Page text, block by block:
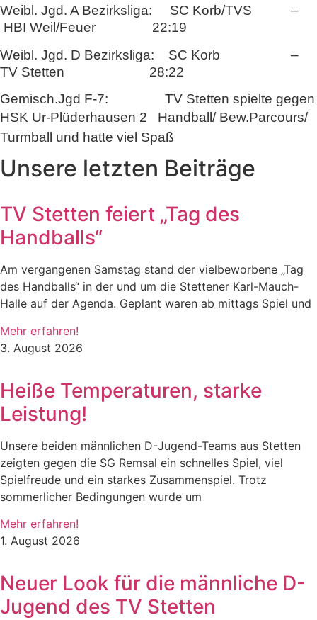
Weibl. Jgd. A Bezirksliga: SC Korb/TVS –
HBI Weil/Feuer 22:19
Weibl. Jgd. D Bezirksliga: SC Korb –
TV Stetten 28:22
Gemisch.Jgd F-7: TV Stetten spielte gegen
HSK Ur-Plüderhausen 2 Handball/ Bew.Parcours/
Turmball und hatte viel Spaß
Unsere letzten Beiträge
TV Stetten feiert „Tag des
Handballs“
Am vergangenen Samstag stand der vielbeworbene „Tag
des Handballs“ in der und um die Stettener Karl-Mauch-
Halle auf der Agenda. Geplant waren ab mittags Spiel und
Mehr erfahren!
3. August 2026
Heiße Temperaturen, starke
Leistung!
Unsere beiden männlichen D-Jugend-Teams aus Stetten
zeigten gegen die SG Remsal ein schnelles Spiel, viel
Spielfreude und ein starkes Zusammenspiel. Trotz
sommerlicher Bedingungen wurde um
Mehr erfahren!
1. August 2026
Neuer Look für die männliche D-
Jugend des TV Stetten